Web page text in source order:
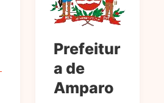
Prefeitur
a de
Amparo